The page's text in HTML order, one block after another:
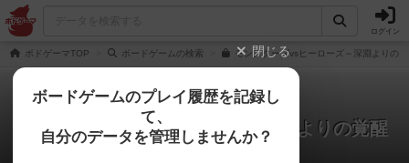
ログイン
ボドゲーマTOP ボードゲームの検索 モンスターズvsヒーローズ～深淵よりの
モンスターズvsヒーローズ：深淵よりの覚醒
10店のカフェ/スペースが提供中
閉じる
ボードゲームのプレイ履歴を記録し
て、
自分のデータを管理しませんか？